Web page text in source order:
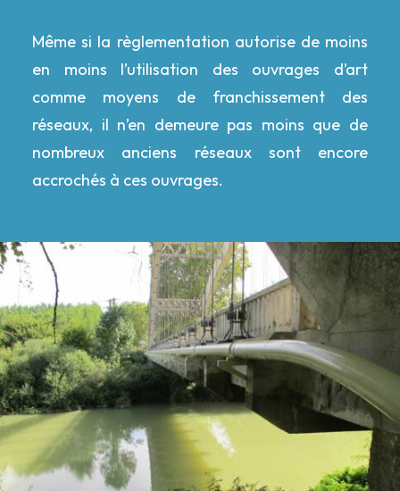
Même si la règlementation autorise de moins
en moins l’utilisation des ouvrages d’art
comme moyens de franchissement des
réseaux, il n’en demeure pas moins que de
nombreux anciens réseaux sont encore
accrochés à ces ouvrages.